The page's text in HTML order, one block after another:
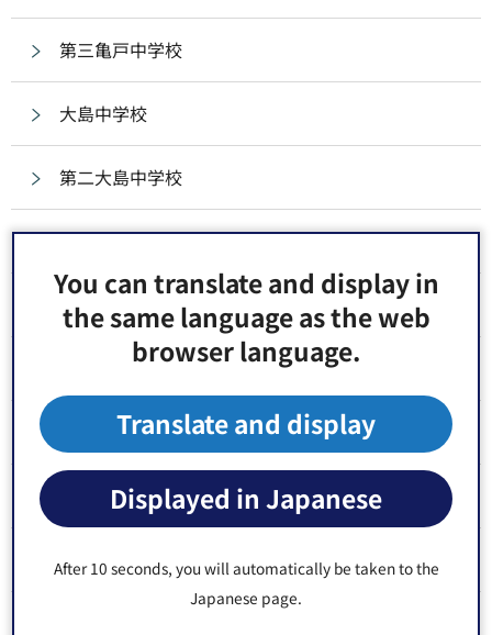
You can translate and display in
the same language as the web
browser language.
Translate and display
Displayed in Japanese
After 10 seconds, you will automatically be taken to the
Japanese page.
第三亀戸中学校
大島中学校
第二大島中学校
大島西中学校
砂町中学校
第二砂町中学校
第三砂町中学校
第四砂町中学校
南砂中学校